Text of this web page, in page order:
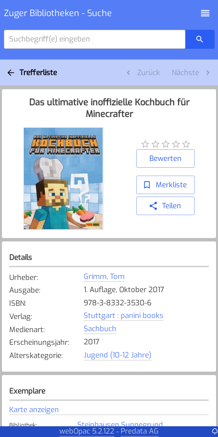
Zuger Bibliotheken - Suche
Suchbegriff(e) eingeben
Trefferliste Zurück Nächste
Das ultimative inoffizielle Kochbuch für
Minecrafter
Bewerten
Merkliste
Teilen
Details
Urheber:
Grimm, Tom
Ausgabe:
1. Auflage, Oktober 2017
ISBN:
978-3-8332-3530-6
Verlag:
Stuttgart : panini books
Medienart:
Sachbuch
Erscheinungsjahr:
2017
Alterskategorie: Jugend (10-12 Jahre)
Exemplare
Karte anzeigen
Bibliothek: Steinhausen Sunnegrund
webOpac 5.2.122 - Predata AG